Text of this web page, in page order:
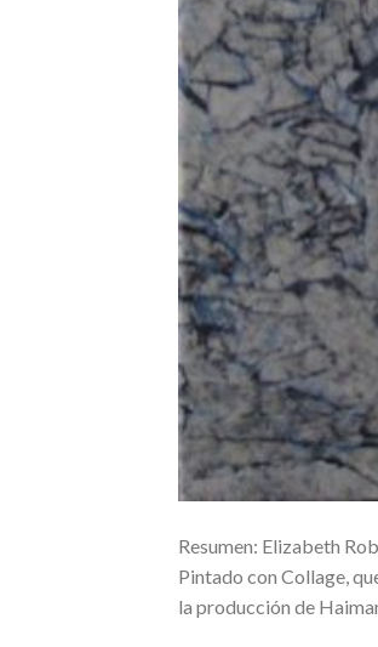
Resumen: Elizabeth
Pintado con Collage,
la producción de